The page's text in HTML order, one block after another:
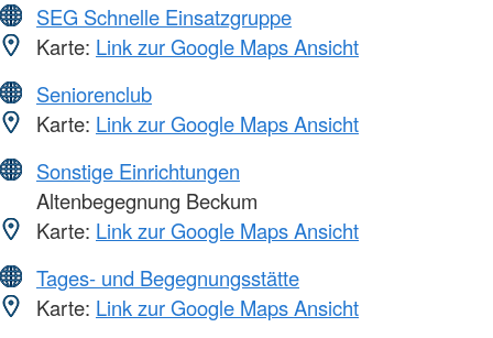
SEG Schnelle Einsatzgruppe
Karte: Link zur Google Maps Ansicht
Seniorenclub
Karte: Link zur Google Maps Ansicht
Sonstige Einrichtungen
Altenbegegnung Beckum
Karte: Link zur Google Maps Ansicht
Tages- und Begegnungsstätte
Karte: Link zur Google Maps Ansicht